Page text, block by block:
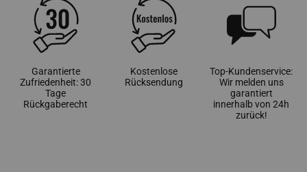
Garantierte
Zufriedenheit: 30
Tage
Rückgaberecht
Kostenlose
Rücksendung
Top-Kundenservice:
Wir melden uns
garantiert
innerhalb von 24h
zurück!